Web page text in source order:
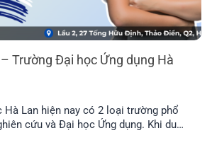
Trường Đại học Ứng dụng Hà
Hà Lan hiện nay có 2 loại trường phổ
cứu và Đại học Ứng dụng. Khi du